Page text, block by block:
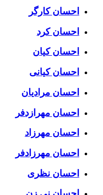
احسان کارگر
احسان کرد
احسان کیان
احسان کیانی
احسان مرادیان
احسان مهرازدفر
احسان مهرزاد
احسان مهرزادفر
احسان نظری